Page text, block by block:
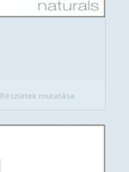
Részletek mutatása